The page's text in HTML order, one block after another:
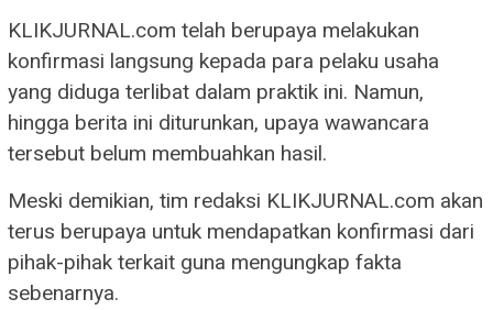
KLIKJURNAL.com telah berupaya melakukan
konfirmasi langsung kepada para pelaku usaha
yang diduga terlibat dalam praktik ini. Namun,
hingga berita ini diturunkan, upaya wawancara
tersebut belum membuahkan hasil.
Meski demikian, tim redaksi KLIKJURNAL.com akan
terus berupaya untuk mendapatkan konfirmasi dari
pihak-pihak terkait guna mengungkap fakta
sebenarnya.